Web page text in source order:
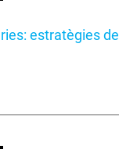
estratègies de